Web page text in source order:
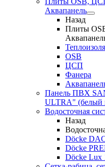
Аквапанель
Назад
Плиты
OSB
ЦСП
Фанера
Панель ПВХ
ULTRA" (белый
Водосточная
Назад
Döсkе
Döcke
Döсkе Luх